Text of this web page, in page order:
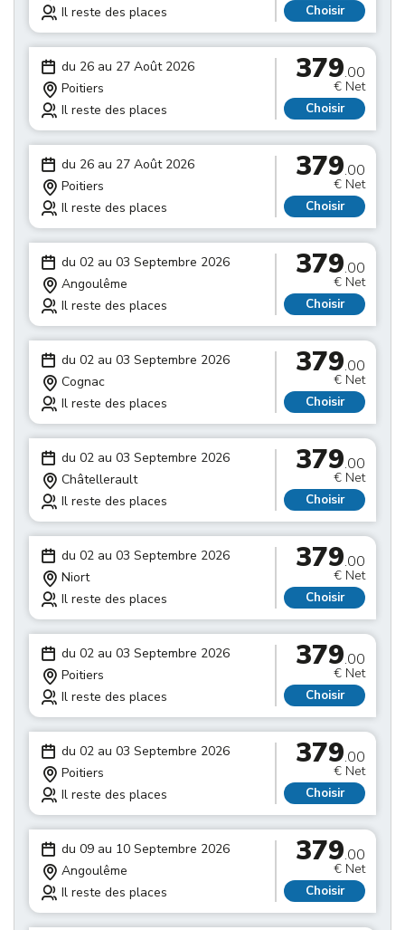
Il reste des places
Choisir
du 26 au 27 Août 2026
Poitiers
Il reste des places
379.00
€ Net
Choisir
du 26 au 27 Août 2026
Poitiers
Il reste des places
379.00
€ Net
Choisir
du 02 au 03 Septembre 2026
Angoulême
Il reste des places
379.00
€ Net
Choisir
du 02 au 03 Septembre 2026
Cognac
Il reste des places
379.00
€ Net
Choisir
du 02 au 03 Septembre 2026
Châtellerault
Il reste des places
379.00
€ Net
Choisir
du 02 au 03 Septembre 2026
Niort
Il reste des places
379.00
€ Net
Choisir
du 02 au 03 Septembre 2026
Poitiers
Il reste des places
379.00
€ Net
Choisir
du 02 au 03 Septembre 2026
Poitiers
Il reste des places
379.00
€ Net
Choisir
du 09 au 10 Septembre 2026
Angoulême
Il reste des places
379.00
€ Net
Choisir